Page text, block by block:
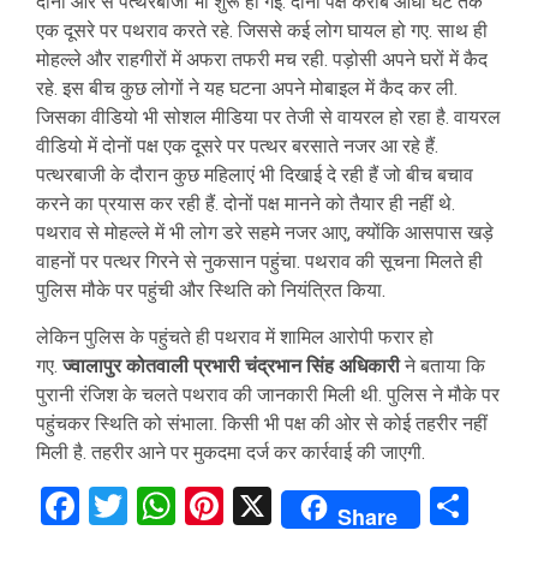
एक दूसरे पर पथराव करते रहे. जिससे कई लोग घायल हो गए. साथ ही
मोहल्ले और राहगीरों में अफरा तफरी मच रही. पड़ोसी अपने घरों में कैद
रहे. इस बीच कुछ लोगों ने यह घटना अपने मोबाइल में कैद कर ली.
जिसका वीडियो भी सोशल मीडिया पर तेजी से वायरल हो रहा है. वायरल
वीडियो में दोनों पक्ष एक दूसरे पर पत्थर बरसाते नजर आ रहे हैं.
पत्थरबाजी के दौरान कुछ महिलाएं भी दिखाई दे रही हैं जो बीच बचाव
करने का प्रयास कर रही हैं. दोनों पक्ष मानने को तैयार ही नहीं थे.
पथराव से मोहल्ले में भी लोग डरे सहमे नजर आए, क्योंकि आसपास खड़े
वाहनों पर पत्थर गिरने से नुकसान पहुंचा. पथराव की सूचना मिलते ही
पुलिस मौके पर पहुंची और स्थिति को नियंत्रित किया.
लेकिन पुलिस के पहुंचते ही पथराव में शामिल आरोपी फरार हो
गए. ज्वालापुर कोतवाली प्रभारी चंद्रभान सिंह अधिकारीने बताया कि
पुरानी रंजिश के चलते पथराव की जानकारी मिली थी. पुलिस ने मौके पर
पहुंचकर स्थिति को संभाला. किसी भी पक्ष की ओर से कोई तहरीर नहीं
मिली है. तहरीर आने पर मुकदमा दर्ज कर कार्रवाई की जाएगी.
Facebook
Twitter
WhatsApp
Pinterest
X Share